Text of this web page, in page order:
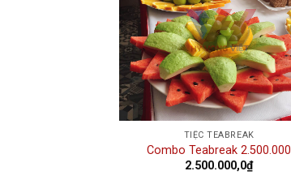
TIỆC TEABREAK
Combo Teabreak 2.500.000
2.500.000,0₫